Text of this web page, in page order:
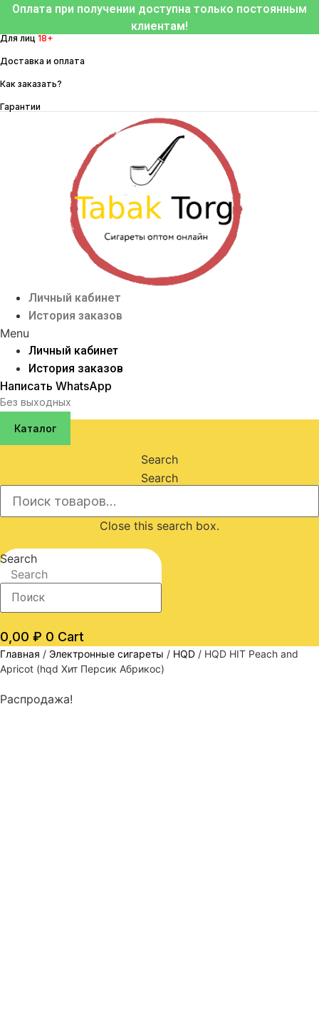
Перейти
содержимому
Оплата при получении доступна только постоянным
клиентам!
Для лиц 18+
Доставка и оплата
Как заказать?
Гарантии
Личный кабинет
История заказов
Menu
Личный кабинет
История заказов
Написать WhatsApp
Без выходных
Каталог
Search
Search
Close this search box.
Search
Search
0,00 ₽ 0 Cart
Главная / Электронные сигареты / HQD / HQD HIT Peach and
Apricot (hqd Хит Персик Абрикос)
Распродажа!